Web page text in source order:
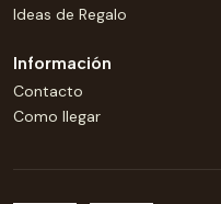
Ideas de Regalo
Información
Contacto
Como llegar